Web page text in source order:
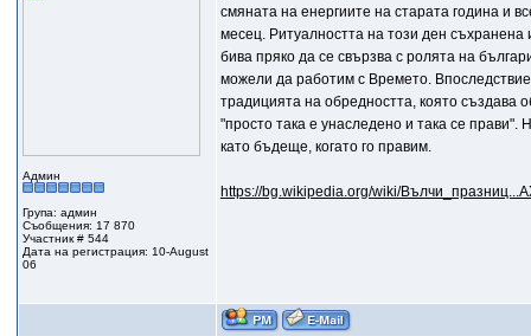
Админ
Група: админ
Съобщения: 17 870
Участник # 544
Дата на регистрация: 10-August
06
смяната на енергиите на старата година и
месец. Ритуалността на този ден
бива пряко да се свързва с ролята на
можели да работим с Времето.
традицията на обредността, която създава
"просто така е унаследено и така се
като бъдеще, когато го правим.
https://bg.wikipedia.org/wiki/